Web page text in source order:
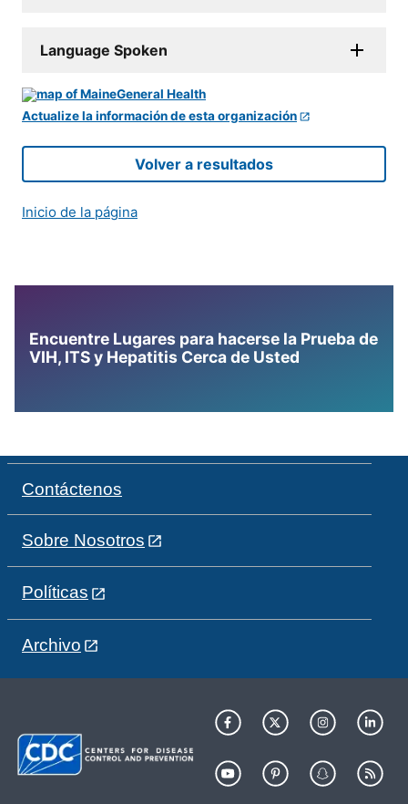
Language Spoken
Actualize la información de esta organización
Volver a resultados
Inicio de la página
Encuentre Lugares para hacerse la Prueba de
VIH, ITS y Hepatitis Cerca de Usted
Contáctenos
Sobre Nosotros
Políticas
Archivo